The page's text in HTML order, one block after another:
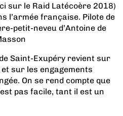
sur le Raid Latécoère 2018)
l’armée française. Pilote de
petit-neveu d’Antoine de
Saint-Exupéry revient sur
sur les engagements
On se rend compte que
pas facile, tant il est un